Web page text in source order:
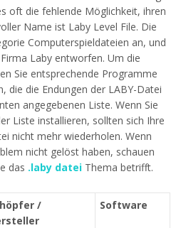
oft die fehlende Möglichkeit, ihren
Name ist Laby Level File. Die
Computerspieldateien an, und
Laby entworfen. Um die
Sie entsprechende Programme
die die Endungen der LABY-Datei
angegebenen Liste. Wenn Sie
Liste installieren, sollten sich Ihre
nicht mehr wiederholen. Wenn
nicht gelöst haben, schauen
das .laby datei Thema betrifft.
/
Software